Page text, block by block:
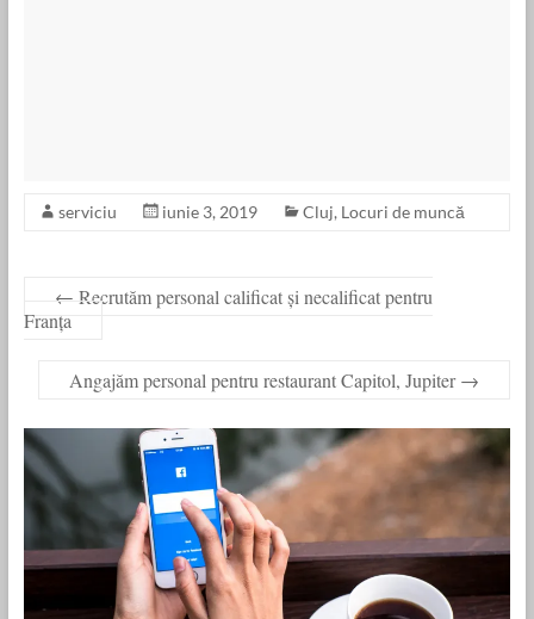
serviciu iunie 3, 2019 Cluj, Locuri de muncă
← Recrutăm personal calificat și necalificat pentru
Franța
Angajăm personal pentru restaurant Capitol, Jupiter→